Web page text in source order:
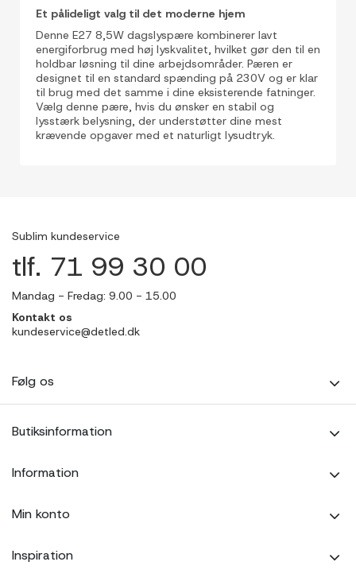
Et pålideligt valg til det moderne hjem
Denne E27 8,5W dagslyspære kombinerer lavt
energiforbrug med høj lyskvalitet, hvilket gør den til en
holdbar løsning til dine arbejdsområder. Pæren er
designet til en standard spænding på 230V og er klar
til brug med det samme i dine eksisterende fatninger.
Vælg denne pære, hvis du ønsker en stabil og
lysstærk belysning, der understøtter dine mest
krævende opgaver med et naturligt lysudtryk.
Sublim kundeservice
tlf. 71 99 30 00
Mandag - Fredag: 9.00 - 15.00
Kontakt os
kundeservice@detled.dk
Følg os
Butiksinformation
Information
Min konto
Inspiration